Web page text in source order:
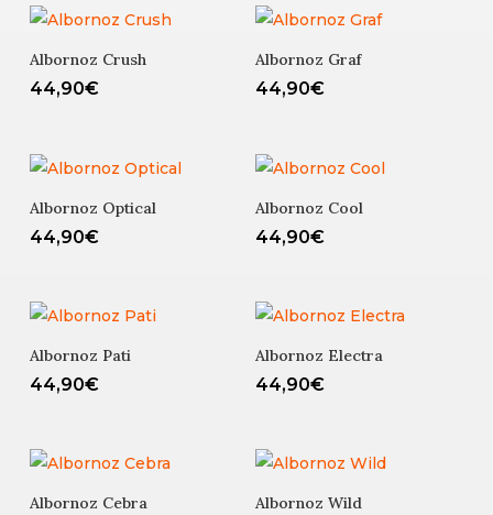
Albornoz Crush
44,90€
Albornoz Graf
44,90€
Albornoz Optical
44,90€
Albornoz Cool
44,90€
Albornoz Pati
44,90€
Albornoz Electra
44,90€
Albornoz Cebra Albornoz Wild